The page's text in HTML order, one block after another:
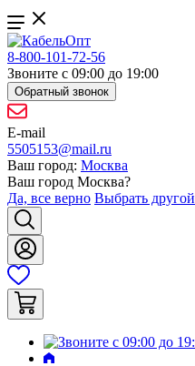
8-800-101-72-56
Звоните с 09:00 до 19:00
Обратный звонок
E-mail
5505153@mail.ru
Ваш город: Москва
Ваш город Москва?
Да, все верно Выбрать другой